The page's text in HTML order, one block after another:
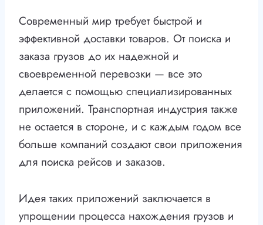
Современный мир требует быстрой и
эффективной доставки товаров. От поиска и
заказа грузов до их надежной и
своевременной перевозки — все это
делается с помощью специализированных
приложений. Транспортная индустрия также
не остается в стороне, и с каждым годом все
больше компаний создают свои приложения
для поиска рейсов и заказов.
Идея таких приложений заключается в
упрощении процесса нахождения грузов и